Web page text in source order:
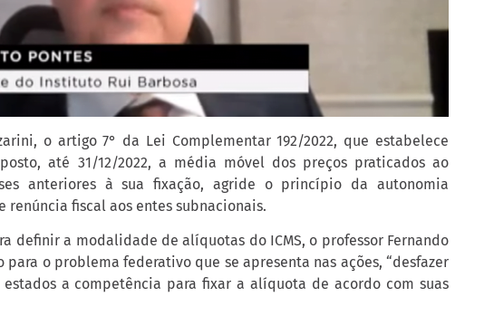
o artigo 7° da Lei Complementar 192/2022, que estabelece
até 31/12/2022, a média móvel dos preços praticados ao
anteriores à sua fixação, agride o princípio da autonomia
fiscal aos entes subnacionais.
definir a modalidade de alíquotas do ICMS, o professor Fernando
para o problema federativo que se apresenta nas ações, “desfazer
a competência para fixar a alíquota de acordo com suas